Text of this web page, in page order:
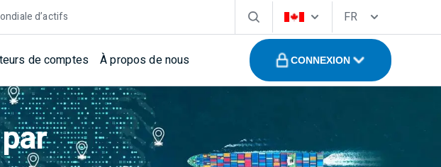
d’actifs FR
de comptes À propos de nous CONNEXION